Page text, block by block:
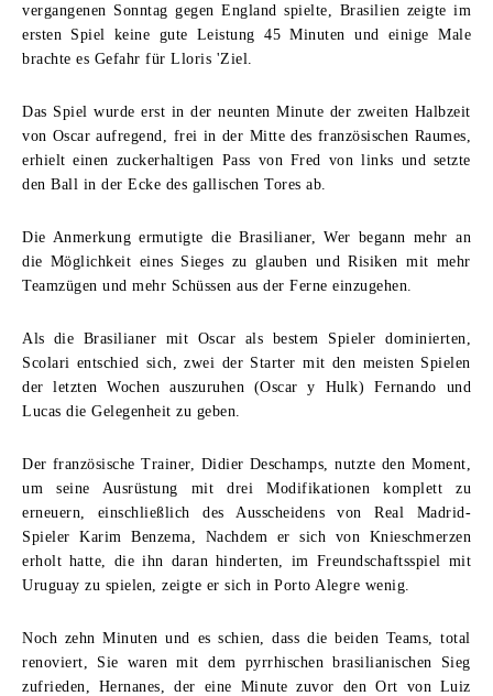
vergangenen Sonntag gegen England spielte, Brasilien zeigte im
ersten Spiel keine gute Leistung 45 Minuten und einige Male
brachte es Gefahr für Lloris 'Ziel.
Das Spiel wurde erst in der neunten Minute der zweiten Halbzeit
von Oscar aufregend, frei in der Mitte des französischen Raumes,
erhielt einen zuckerhaltigen Pass von Fred von links und setzte
den Ball in der Ecke des gallischen Tores ab.
Die Anmerkung ermutigte die Brasilianer, Wer begann mehr an
die Möglichkeit eines Sieges zu glauben und Risiken mit mehr
Teamzügen und mehr Schüssen aus der Ferne einzugehen.
Als die Brasilianer mit Oscar als bestem Spieler dominierten,
Scolari entschied sich, zwei der Starter mit den meisten Spielen
der letzten Wochen auszuruhen (Oscar y Hulk) Fernando und
Lucas die Gelegenheit zu geben.
Der französische Trainer, Didier Deschamps, nutzte den Moment,
um seine Ausrüstung mit drei Modifikationen komplett zu
erneuern, einschließlich des Ausscheidens von Real Madrid-
Spieler Karim Benzema, Nachdem er sich von Knieschmerzen
erholt hatte, die ihn daran hinderten, im Freundschaftsspiel mit
Uruguay zu spielen, zeigte er sich in Porto Alegre wenig.
Noch zehn Minuten und es schien, dass die beiden Teams, total
renoviert, Sie waren mit dem pyrrhischen brasilianischen Sieg
zufrieden, Hernanes, der eine Minute zuvor den Ort von Luiz